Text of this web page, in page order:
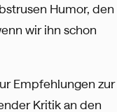
Humor, den
wir ihn schon
Empfehlungen zur
Kritik an den